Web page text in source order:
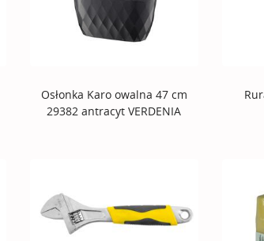
Osłonka Karo owalna 47 cm
29382 antracyt VERDENIA